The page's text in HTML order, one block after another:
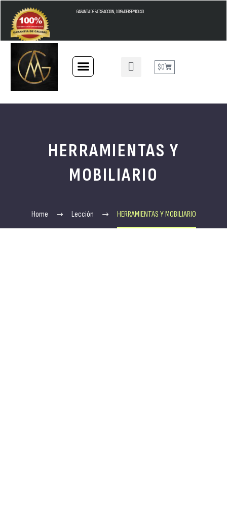
GARANTIA DE SATISFACCION, 100% DE REEMBOLSO
$0
HERRAMIENTAS Y
MOBILIARIO
Home Lección HERRAMIENTAS Y MOBILIARIO